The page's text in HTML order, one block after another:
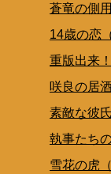
蒼竜の側
14歳の恋
重版出来
咲良の居
素敵な彼
執事たち
雪花の虎（